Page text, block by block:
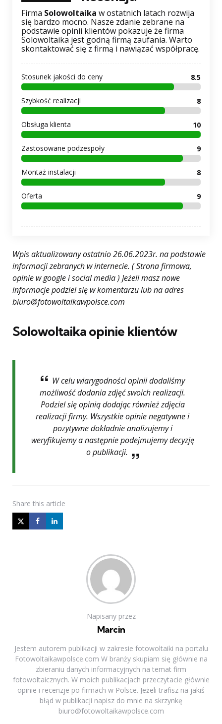
Firma Solowoltaika w ostatnich latach rozwija
się bardzo mocno. Nasze zdanie zebrane na
podstawie opinii klientów pokazuje że firma
Solowoltaika jest godną firmą zaufania. Warto
skontaktować się z firmą i nawiązać współpracę.
Stosunek jakości do ceny 8.5
Szybkość realizacji 8
Obsługa klienta 10
Zastosowane podzespoły 9
Montaż instalacji 8
Oferta 9
Wpis aktualizowany ostatnio 26.06.2023r. na podstawie
informacji zebranych w internecie. ( Strona firmowa,
opinie w google i social media ) Jeżeli masz nowe
informacje podziel się w komentarzu lub na adres
biuro@fotowoltaikawpolsce.com
Solowoltaika opinie klientów
W celu wiarygodności opinii dodaliśmy
możliwość dodania zdjęć swoich realizacji.
Podziel się opinią dodając również zdjęcia
realizacji firmy. Wszystkie opinie negatywne i
pozytywne dokładnie analizujemy i
weryfikujemy a następnie podejmujemy decyzję
o publikacji.
Share this article
Napisany przez
Marcin
Jestem autorem publikacji w zakresie fotowoltaiki na portalu
Fotowoltaikawpolsce.com W branży skupiam się głównie na
zbieraniu danych informacyjnych na temat firm
fotowoltaicznych. W moich publikacjach przeczytacie głównie
opinie i recenzje po firmach w Polsce. Jeżeli trafisz na jakiś
błąd w publikacji napisz do mnie na skrzynkę
biuro@fotowoltaikawpolsce.com